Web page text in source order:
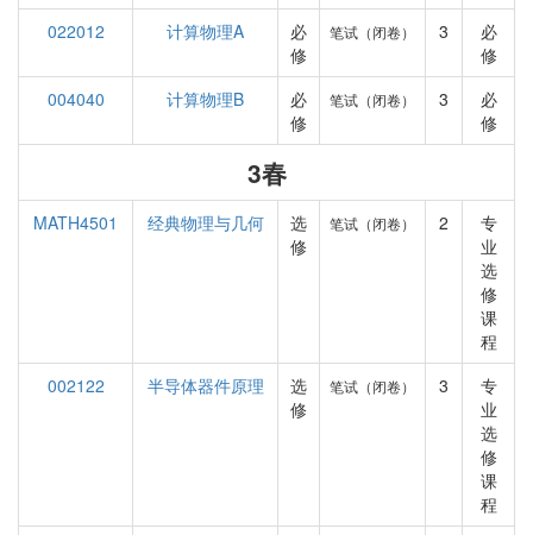
022012
计算物理A
必
修
笔试（闭卷） 3
必
修
004040
计算物理B
必
修
笔试（闭卷） 3
必
修
3春
MATH4501 经典物理与几何
选
修
笔试（闭卷） 2
专
业
选
修
课
程
002122
半导体器件原理
选
修
笔试（闭卷） 3
专
业
选
修
课
程